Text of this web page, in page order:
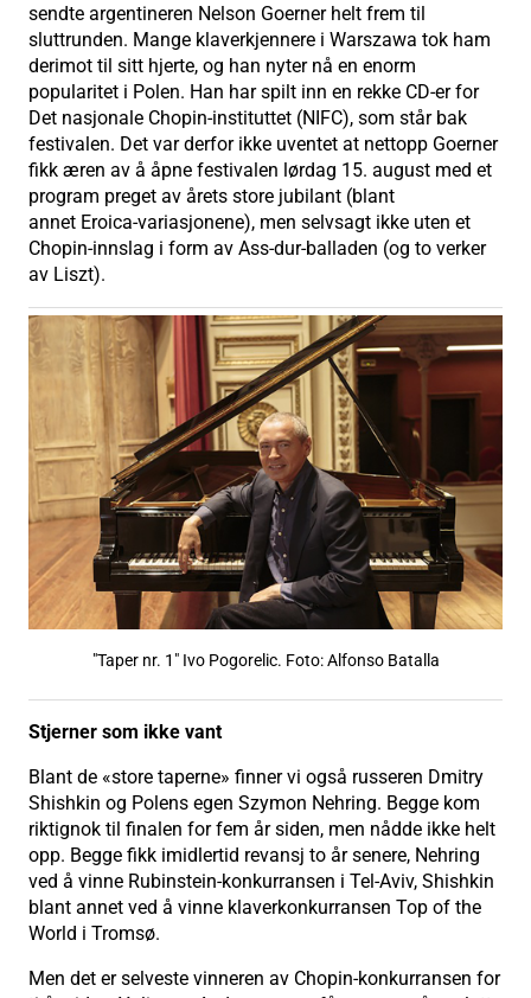
sendte argentineren Nelson Goerner helt frem til
sluttrunden. Mange klaverkjennere i Warszawa tok ham
derimot til sitt hjerte, og han nyter nå en enorm
popularitet i Polen. Han har spilt inn en rekke CD-er for
Det nasjonale Chopin-instituttet (NIFC), som står bak
festivalen. Det var derfor ikke uventet at nettopp Goerner
fikk æren av å åpne festivalen lørdag 15. august med et
program preget av årets store jubilant (blant
annet Eroica-variasjonene), men selvsagt ikke uten et
Chopin-innslag i form av Ass-dur-balladen (og to verker
av Liszt).
"Taper nr. 1" Ivo Pogorelic. Foto: Alfonso Batalla
Stjerner som ikke vant
Blant de «store taperne» finner vi også russeren Dmitry
Shishkin og Polens egen Szymon Nehring. Begge kom
riktignok til finalen for fem år siden, men nådde ikke helt
opp. Begge fikk imidlertid revansj to år senere, Nehring
ved å vinne Rubinstein-konkurransen i Tel-Aviv, Shishkin
blant annet ved å vinne klaverkonkurransen Top of the
World i Tromsø.
Men det er selveste vinneren av Chopin-konkurransen for